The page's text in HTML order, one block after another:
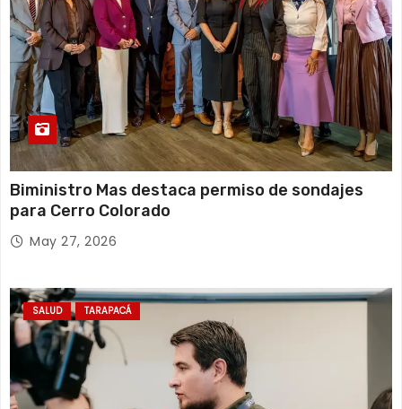
Biministro Mas destaca permiso de sondajes
para Cerro Colorado
May 27, 2026
SALUD TARAPACÁ